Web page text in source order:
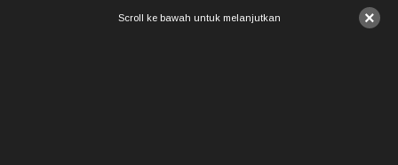
×
Scroll ke bawah untuk melanjutkan